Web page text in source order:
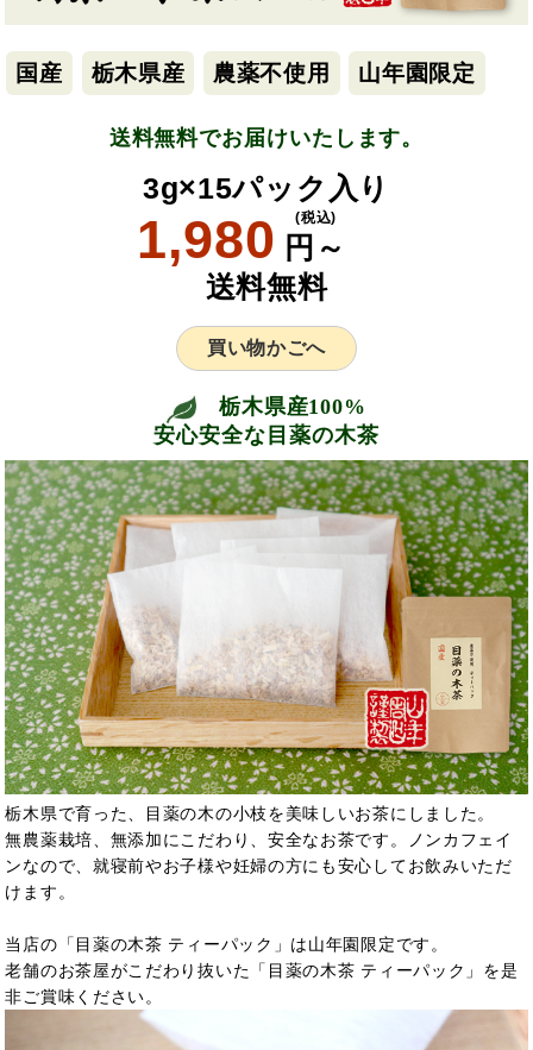
国産 栃木県産 農薬不使用 山年園限定
送料無料でお届けいたします。
3g×15パック入り
1,980 円～
(税込)
送料無料
買い物かごへ
栃木県産100%
安心安全な目薬の木茶
栃木県で育った、目薬の木の小枝を美味しいお茶にしました。
無農薬栽培、無添加にこだわり、安全なお茶です。ノンカフェイ
ンなので、就寝前やお子様や妊婦の方にも安心してお飲みいただ
けます。
当店の「目薬の木茶 ティーパック」は山年園限定です。
老舗のお茶屋がこだわり抜いた「目薬の木茶 ティーパック」を是
非ご賞味ください。